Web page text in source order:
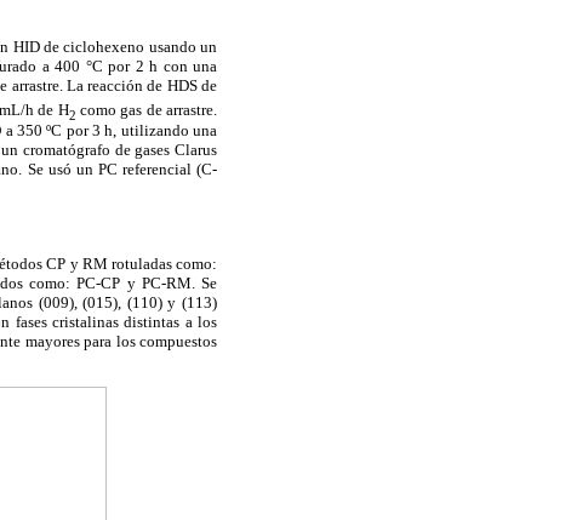
HID de ciclohexeno usando un
a 400 °C por 2 h con una
arrastre. La reacción de HDS de
h de H2 como gas de arrastre.
350 ºC por 3 h, utilizando una
cromatógrafo de gases Clarus
Se usó un PC referencial (C-
CP y RM rotuladas como:
como: PC-CP y PC-RM. Se
(009), (015), (110) y (113)
fases cristalinas distintas a los
mayores para los compuestos